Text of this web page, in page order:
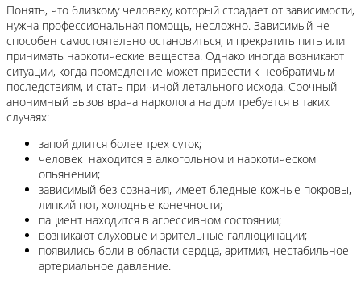
Понять, что близкому человеку, который страдает от зависимости,
нужна профессиональная помощь, несложно. Зависимый не
способен самостоятельно остановиться, и прекратить пить или
принимать наркотические вещества. Однако иногда возникают
ситуации, когда промедление может привести к необратимым
последствиям, и стать причиной летального исхода. Срочный
анонимный вызов врача нарколога на дом требуется в таких
случаях:
запой длится более трех суток;
человек находится в алкогольном и наркотическом
опьянении;
зависимый без сознания, имеет бледные кожные покровы,
липкий пот, холодные конечности;
пациент находится в агрессивном состоянии;
возникают слуховые и зрительные галлюцинации;
появились боли в области сердца, аритмия, нестабильное
артериальное давление.